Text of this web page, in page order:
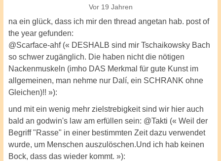
Vor 19 Jahren
na ein glück, dass ich mir den thread angetan hab. post of
the year gefunden:
@Scarface-ahf (« DESHALB sind mir Tschaikowsky Bach
so schwer zugänglich. Die haben nicht die nötigen
Nackenmuskeln (imho DAS Merkmal für gute Kunst im
allgemeinen, man nehme nur Dalí, ein SCHRANK ohne
Gleichen)!! »):
und mit ein wenig mehr zielstrebigkeit sind wir hier auch
bald an godwin's law am erfüllen sein: @Takti (« Weil der
Begriff "Rasse" in einer bestimmten Zeit dazu verwendet
wurde, um Menschen auszulöschen.Und ich hab keinen
Bock, dass das wieder kommt. »):